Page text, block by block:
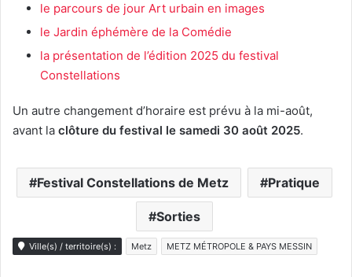
le parcours de jour Art urbain en images
le Jardin éphémère de la Comédie
la présentation de l’édition 2025 du festival
Constellations
Un autre changement d’horaire est prévu à la mi-août,
avant la clôture du festival le samedi 30 août 2025.
Festival Constellations de Metz Pratique
Sorties
Ville(s) / territoire(s) : Metz METZ MÉTROPOLE & PAYS MESSIN